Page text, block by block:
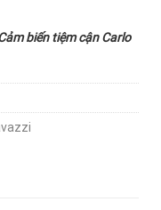
biến tiệm cận Carlo